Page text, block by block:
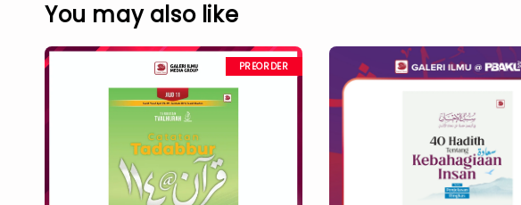
You may also like
PREORDER